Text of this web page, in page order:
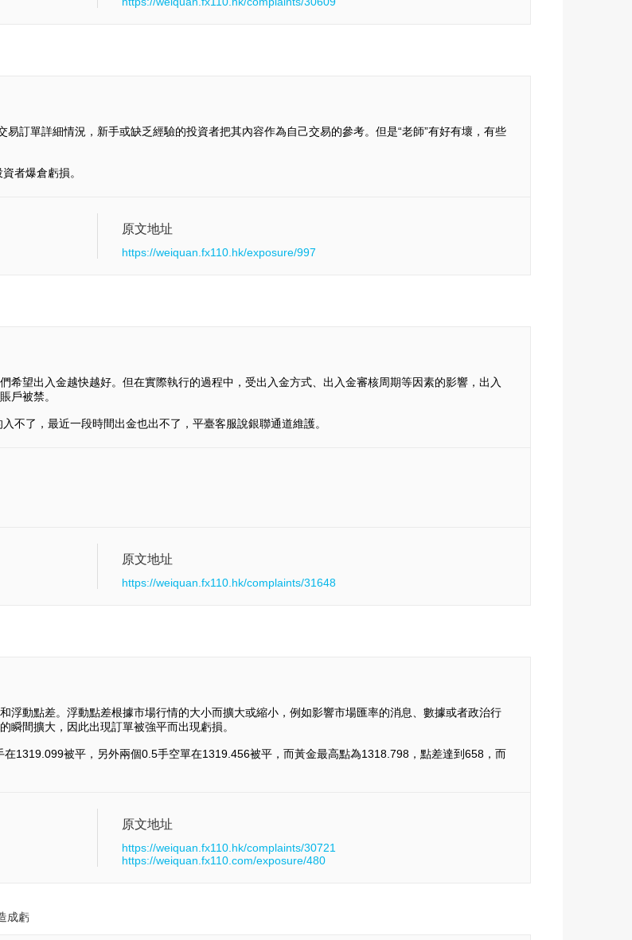
訂單詳細情況，新手或缺乏經驗的投資者把其內容作為自己交易的參考。但是“老師”有好有壞，有些
者爆倉虧損。
原文地址
https://weiquan.fx110.hk/exposure/997
希望出入金越快越好。但在實際執行的過程中，受出入金方式、出入金審核周期等因素的影響，出入
戶被禁。
不了，最近一段時間出金也出不了，平臺客服說銀聯通道維護。
原文地址
https://weiquan.fx110.hk/complaints/31648
浮動點差。浮動點差根據市場行情的大小而擴大或縮小，例如影響市場匯率的消息、數據或者政治行
瞬間擴大，因此出現訂單被強平而出現虧損。
1319.099被平，另外兩個0.5手空單在1319.456被平，而黃金最高點為1318.798，點差達到658，而
原文地址
https://weiquan.fx110.hk/complaints/30721
https://weiquan.fx110.com/exposure/480
成虧